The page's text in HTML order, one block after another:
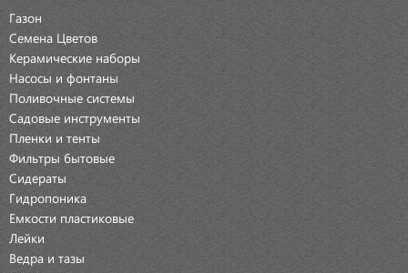
Газон
Семена Цветов
Керамические наборы
Насосы и фонтаны
Поливочные системы
Садовые инструменты
Пленки и тенты
Фильтры бытовые
Сидераты
Гидропоника
Емкости пластиковые
Лейки
Ведра и тазы